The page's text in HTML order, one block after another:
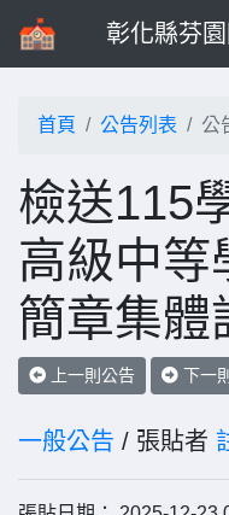
彰化縣芬
首頁 公告列表 公
檢送115
高級中等
簡章集體
上一則公告 下一
一般公告 / 張貼者